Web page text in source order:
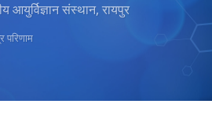
आयुर्विज्ञान संस्थान, रायपुर
परिणाम